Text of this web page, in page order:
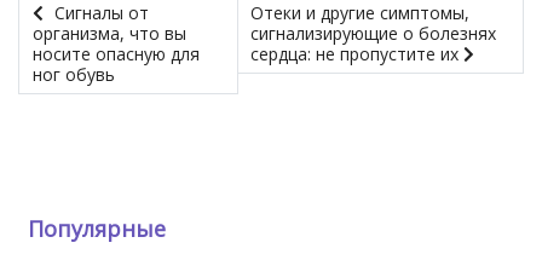
Сигналы от
организма, что вы
носите опасную для
ног обувь
Отеки и другие симптомы,
сигнализирующие о болезнях
сердца: не пропустите их
Популярные